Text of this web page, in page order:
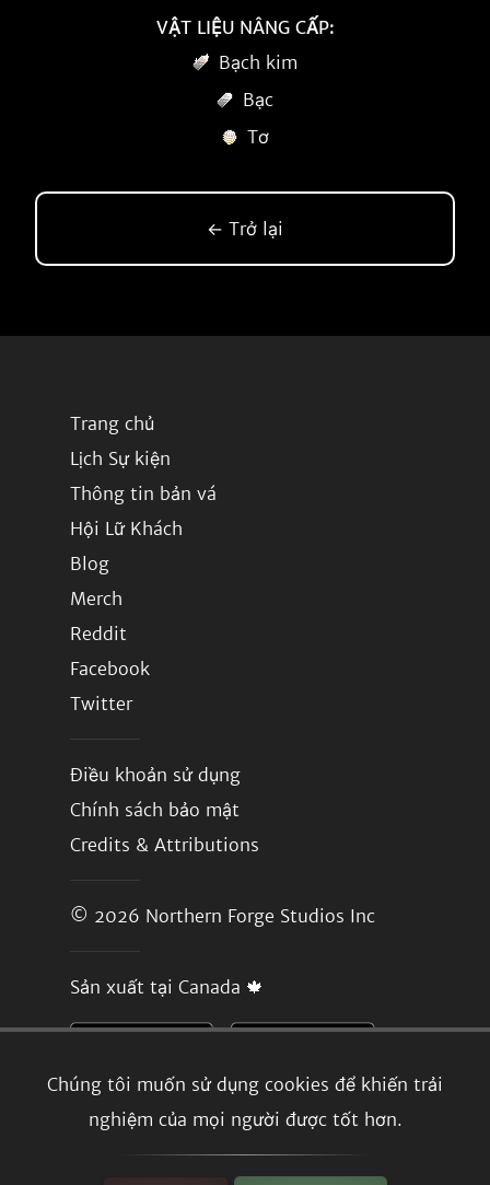
Chúng tôi muốn sử dụng cookies để khiến trải
nghiệm của mọi người được tốt hơn.
VẬT LIỆU NÂNG CẤP:
Bạch kim
Bạc
Tơ
← Trở lại
Trang chủ
Lịch Sự kiện
Thông tin bản vá
Hội Lữ Khách
Blog
Merch
Reddit
Facebook
Twitter
Điều khoản sử dụng
Chính sách bảo mật
Credits & Attributions
© 2026 Northern Forge Studios Inc
Sản xuất tại Canada 🍁